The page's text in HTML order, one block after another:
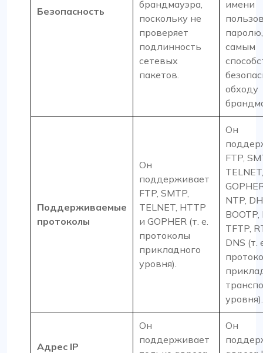
Безопасность
брандмауэра,
поскольку не
проверяет
подлинность
сетевых
пакетов.
имени
самым
обходу
Поддерживаемые
протоколы
Он
поддерживает
FTP, SMTP,
TELNET, HTTP
и GOPHER (т. е.
протоколы
прикладного
уровня).
Он
FTP,
NTP,
BOOTP,
TFTP,
DNS (т.
уровня).
Адрес IP
Он
поддерживает
Он